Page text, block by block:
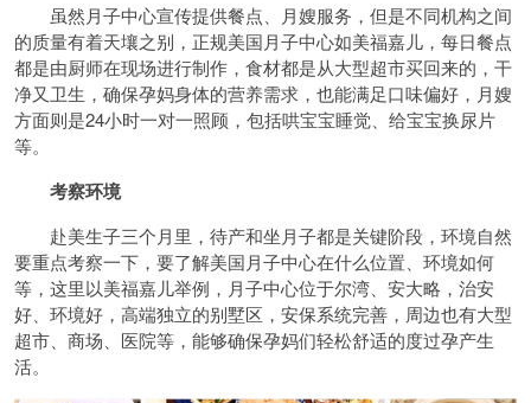
虽然月子中心宣传提供餐点、月嫂服务，但是不同机构之间
的质量有着天壤之别，正规美国月子中心如美福嘉儿，每日餐点
都是由厨师在现场进行制作，食材都是从大型超市买回来的，干
净又卫生，确保孕妈身体的营养需求，也能满足口味偏好，月嫂
方面则是24小时一对一照顾，包括哄宝宝睡觉、给宝宝换尿片
等。
考察环境
赴美生子三个月里，待产和坐月子都是关键阶段，环境自然
要重点考察一下，要了解美国月子中心在什么位置、环境如何
等，这里以美福嘉儿举例，月子中心位于尔湾、安大略，治安
好、环境好，高端独立的别墅区，安保系统完善，周边也有大型
超市、商场、医院等，能够确保孕妈们轻松舒适的度过孕产生
活。